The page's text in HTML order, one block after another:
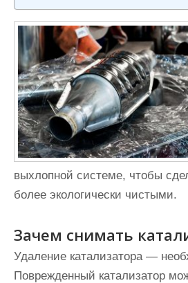
выхлопной системе, чтобы
более экологически чистыми.
Зачем снимать
Удаление катализатора —
Поврежденный катализатор